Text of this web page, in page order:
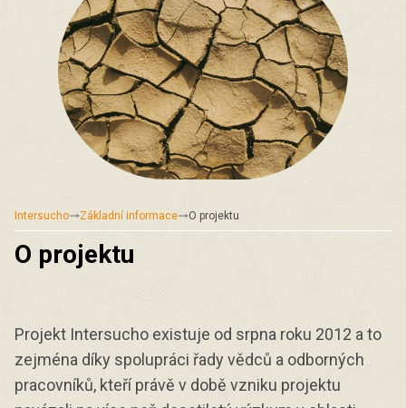
Intersucho Základní informace O projektu
O projektu
Projekt Intersucho existuje od srpna roku 2012 a to
zejména díky spolupráci řady vědců a odborných
pracovníků, kteří právě v době vzniku projektu